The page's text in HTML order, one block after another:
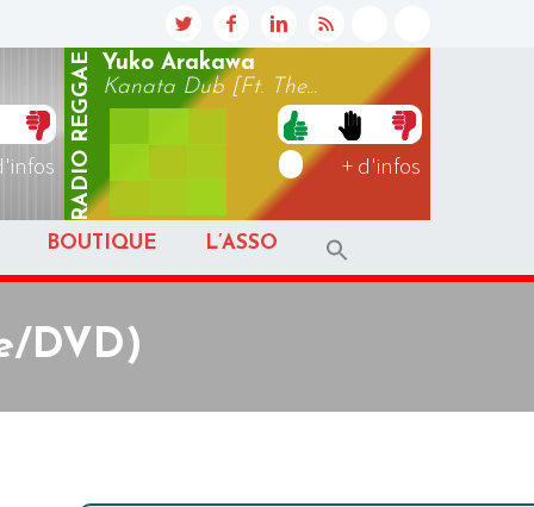
RADIO
REGGAE
Yuko Arakawa
Kanata Dub [Ft. The...
+ d'infos
BOUTIQUE L’ASSO
DVD)